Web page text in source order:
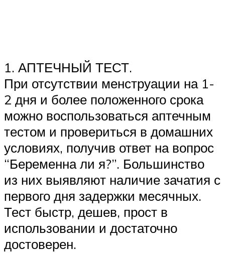
1. АПТЕЧНЫЙ ТЕСТ.
При отсутствии менструации на 1-
2 дня и более положенного срока
можно воспользоваться аптечным
тестом и провериться в домашних
условиях, получив ответ на вопрос
“Беременна ли я?”. Большинство
из них выявляют наличие зачатия с
первого дня задержки месячных.
Тест быстр, дешев, прост в
использовании и достаточно
достоверен.